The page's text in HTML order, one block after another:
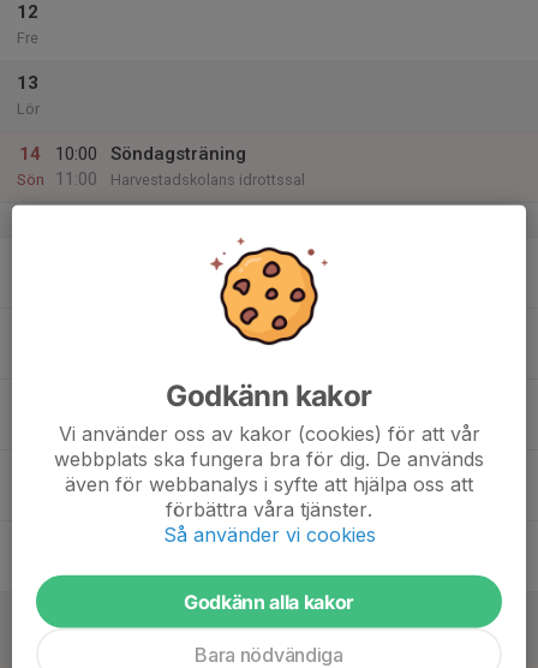
12
Fre
13
Lör
14
Sön
10:00
11:00
Söndagsträning
Harvestadskolans idrottssal
18:00
Onsdagsträning
Folkungahallen
20 Kickstart - Foto och teambuildning
Godkänn kakor
Vi använder oss av kakor (cookies) för att vår
webbplats ska fungera bra för dig. De används
även för webbanalys i syfte att hjälpa oss att
förbättra våra tjänster.
Så använder vi cookies
Godkänn alla kakor
Bara nödvändiga